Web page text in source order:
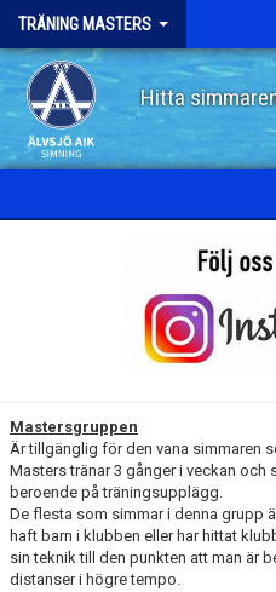
TRÄNING MASTERS
Hitta
MEDLEMMAR
BILDGALLERI
DOKUMENT
Mastersgruppen
Är tillgänglig för den vana simmaren
Masters tränar 3 gånger i veckan och
beroende på träningsupplägg.
De flesta som simmar i denna grupp
haft barn i klubben eller har hittat
sin teknik till den punkten att man är
distanser i högre tempo.